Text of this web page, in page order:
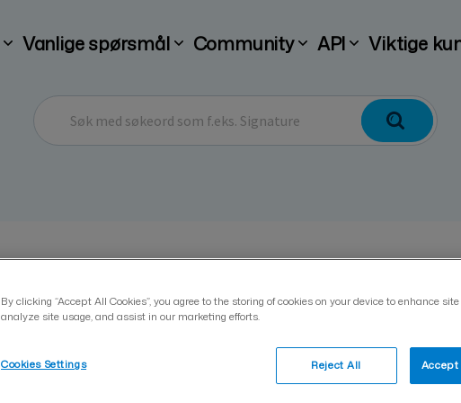
Vanlige spørsmål Community API Viktige
Hva er nøkkelord, og
Nøkkelord i Visma Sign er identifikatorer
By clicking “Accept All Cookies”, you agree to the storing of cookies on your device to enhance
analyze site usage, and assist in our marketing efforts.
Cookies Settings Reject All Accept